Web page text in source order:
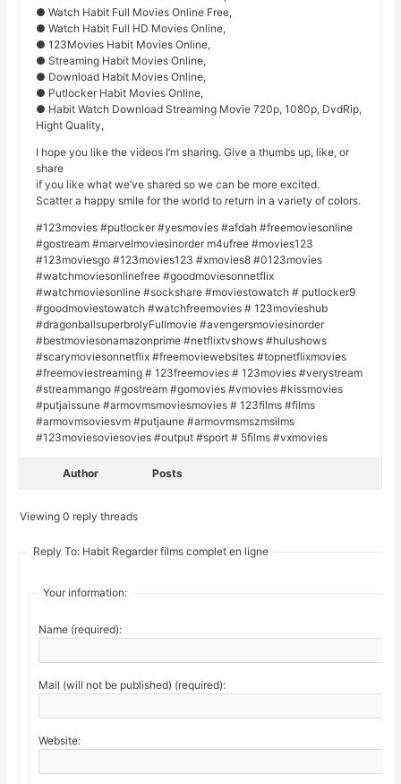
● Watch Habit Full Movies Online Free,
● Watch Habit Full HD Movies Online,
● 123Movies Habit Movies Online,
● Streaming Habit Movies Online,
● Download Habit Movies Online,
● Putlocker Habit Movies Online,
● Habit Watch Download Streaming Movie 720p, 1080p, DvdRip,
Hight Quality,
I hope you like the videos I’m sharing. Give a thumbs up, like, or
share
if you like what we’ve shared so we can be more excited.
Scatter a happy smile for the world to return in a variety of colors.
#123movies #putlocker #yesmovies #afdah #freemoviesonline
#gostream #marvelmoviesinorder m4ufree #movies123
#123moviesgo #123movies123 #xmovies8 #0123movies
#watchmoviesonlinefree #goodmoviesonnetflix
#watchmoviesonline #sockshare #moviestowatch # putlocker9
#goodmoviestowatch #watchfreemovies # 123movieshub
#dragonballsuperbrolyFullmovie #avengersmoviesinorder
#bestmoviesonamazonprime #netflixtvshows #hulushows
#scarymoviesonnetflix #freemoviewebsites #topnetflixmovies
#freemoviestreaming # 123freemovies # 123movies #verystream
#streammango #gostream #gomovies #vmovies #kissmovies
#putjaissune #armovmsmoviesmovies # 123films #films
#armovmsoviesvm #putjaune #armovmsmszmsilms
#123moviesoviesovies #output #sport # 5films #vxmovies
Author Posts
Viewing 0 reply threads
Reply To: Habit Regarder films complet en ligne
Your information:
Name (required):
Mail (will not be published) (required):
Website: